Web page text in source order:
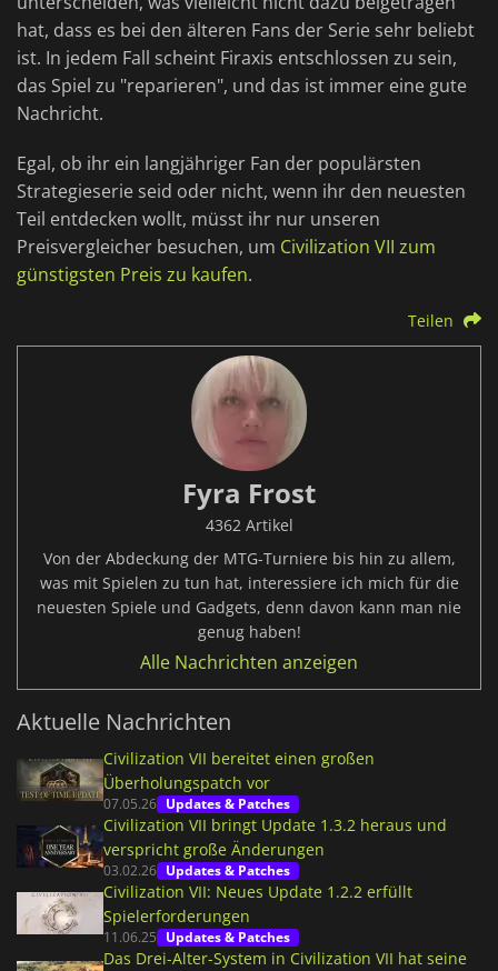
hat, dass es bei den älteren Fans der Serie sehr beliebt
ist. In jedem Fall scheint Firaxis entschlossen zu sein,
das Spiel zu "reparieren", und das ist immer eine gute
Nachricht.
Egal, ob ihr ein langjähriger Fan der populärsten
Strategieserie seid oder nicht, wenn ihr den neuesten
Teil entdecken wollt, müsst ihr nur unseren
Preisvergleicher besuchen, um Civilization VII zum
günstigsten Preis zu kaufen.
Teilen
Fyra Frost
4362 Artikel
Von der Abdeckung der MTG-Turniere bis hin zu allem,
was mit Spielen zu tun hat, interessiere ich mich für die
neuesten Spiele und Gadgets, denn davon kann man nie
genug haben!
Alle Nachrichten anzeigen
Aktuelle Nachrichten
Civilization VII bereitet einen großen
Überholungspatch vor
07.05.26 Updates & Patches
Civilization VII bringt Update 1.3.2 heraus und
verspricht große Änderungen
03.02.26 Updates & Patches
Civilization VII: Neues Update 1.2.2 erfüllt
Spielerforderungen
11.06.25 Updates & Patches
Das Drei-Alter-System in Civilization VII hat seine